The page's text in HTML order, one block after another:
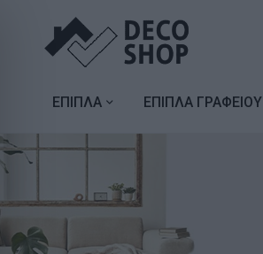
ΕΠΙΠΛΑ ΕΠΙΠΛΑ ΓΡΑΦΕΙΟΥ